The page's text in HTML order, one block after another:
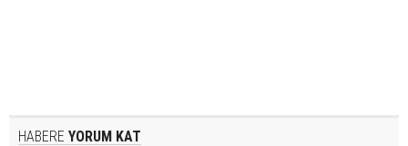
HABERE YORUM KAT